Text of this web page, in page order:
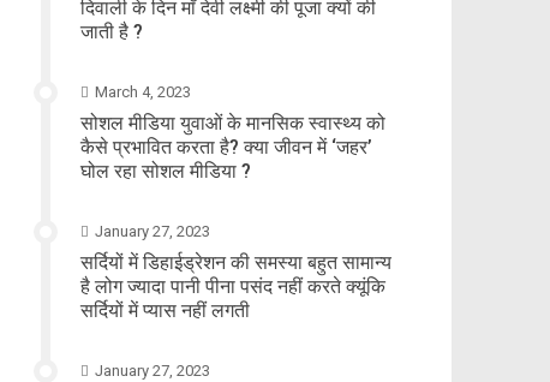
दिवाली के दिन माँ देवी लक्ष्मी की पूजा क्यों की
जाती है ?
March 4, 2023
सोशल मीडिया युवाओं के मानसिक स्वास्थ्य को
कैसे प्रभावित करता है? क्या जीवन में ‘जहर’
घोल रहा सोशल मीडिया ?
January 27, 2023
सर्दियों में डिहाईड्रेशन की समस्या बहुत सामान्य
है लोग ज्यादा पानी पीना पसंद नहीं करते क्यूंकि
सर्दियों में प्यास नहीं लगती
January 27, 2023